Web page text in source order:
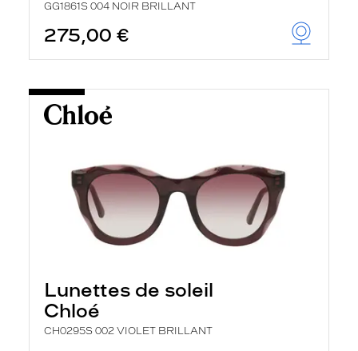
GG1861S 004 NOIR BRILLANT
275,00 €
Lunettes de soleil
Chloé
CH0295S 002 VIOLET BRILLANT